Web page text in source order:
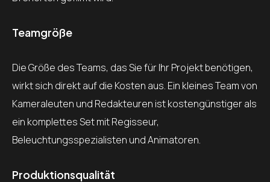
Teamgröße
Die Größe des Teams, das Sie für Ihr Projekt benötigen,
wirkt sich direkt auf die Kosten aus. Ein kleines Team von
Kameraleuten und Redakteuren ist kostengünstiger als
ein komplettes Set mit Regisseur,
Beleuchtungsspezialisten und Animatoren.
Produktionsqualität